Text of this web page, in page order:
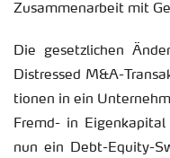
Zu­sam­men­ar­beit mit
Die ge­setz­li­chen
Dis­tres­sed M&A-
tio­nen in ein
Fremd- in
nun ein Debt-Equi­ty-